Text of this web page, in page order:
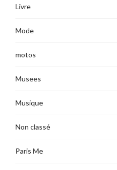
Livre
Mode
motos
Musees
Musique
Non classé
Paris Me